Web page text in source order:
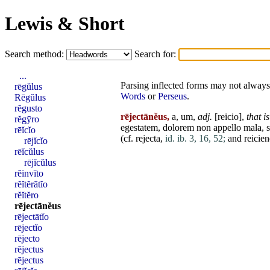
Lewis & Short
Search method: Search for:
Parsing inflected forms may not
Words orPerseus.
rējectānĕus, a, um, adj. [reicio], that
egestatem, dolorem non appello mala,
(cf. rejecta, id. ib. 3, 16, 52; and
...
rēgŭlus
Rēgŭlus
rĕgusto
rĕgȳro
rēĭcĭo
rējĭcĭo
rēĭcŭlus
rējĭcŭlus
rĕinvīto
rĕĭtĕrātĭo
rĕĭtĕro
rējectānĕus
rējectātĭo
rējectĭo
rējecto
rējectus
rējectus